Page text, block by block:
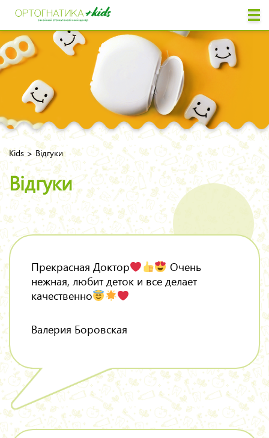
Kids >Відгуки
Відгуки
Прекрасная Доктор
Очень
нежная, любит деток и все делает
качественно
Валерия Боровская